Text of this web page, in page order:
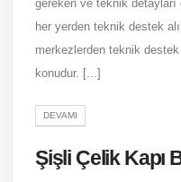
gereken ve teknik detayları
her yerden teknik destek
merkezlerden teknik
konudur. [...]
DEVAMI
Şişli Çelik Kapı